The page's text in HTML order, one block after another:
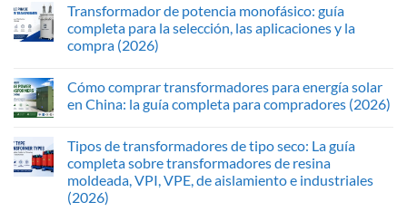
Transformador de potencia monofásico: guía
completa para la selección, las aplicaciones y la
compra (2026)
Cómo comprar transformadores para energía solar
en China: la guía completa para compradores (2026)
Tipos de transformadores de tipo seco: La guía
completa sobre transformadores de resina
moldeada, VPI, VPE, de aislamiento e industriales
(2026)